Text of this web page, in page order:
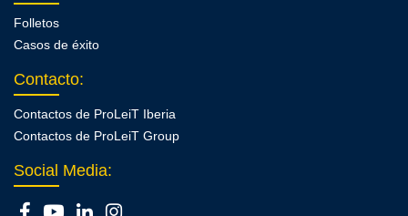
Folletos
Casos de éxito
Contacto:
Contactos de ProLeiT Iberia
Contactos de ProLeiT Group
Social Media: